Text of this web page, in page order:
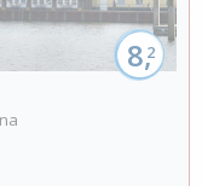
8,2
Laguna